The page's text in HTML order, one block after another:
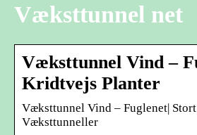
Væksttunnel net
Væksttunnel Vind –
Kridtvejs Planter
Væksttunnel Vind – Fuglenet|
Væksttunneller